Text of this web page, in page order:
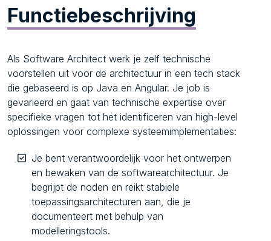
Functiebeschrijving
Als Software Architect werk je zelf technische
voorstellen uit voor de architectuur in een tech stack
die gebaseerd is op Java en Angular. Je job is
gevarieerd en gaat van technische expertise over
specifieke vragen tot het identificeren van high-level
oplossingen voor complexe systeemimplementaties:
Je bent verantwoordelijk voor het ontwerpen
en bewaken van de softwarearchitectuur. Je
begrijpt de noden en reikt stabiele
toepassingsarchitecturen aan, die je
documenteert met behulp van
modelleringstools.